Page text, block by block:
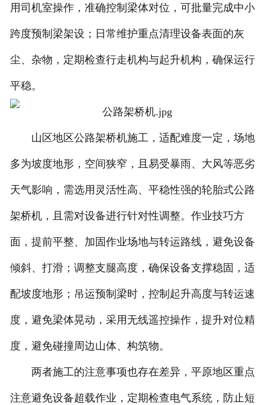
用司机室操作，准确控制梁体对位，可批量完成中小
跨度预制梁架设；日常维护重点清理设备表面的灰
尘、杂物，定期检查行走机构与起升机构，确保运行
平稳。
山区地区公路架桥机施工，适配难度一定，场地
多为坡度地形，空间狭窄，且易受暴雨、大风等恶劣
天气影响，需选用灵活性高、平稳性强的轮胎式公路
架桥机，且需对设备进行针对性调整。作业技巧方
面，提前平整、加固作业场地与转运路线，避免设备
倾斜、打滑；调整支腿高度，确保设备支撑稳固，适
配坡度地形；吊运预制梁时，控制起升高度与转运速
度，避免梁体晃动，采用无线遥控操作，提升对位精
度，避免碰撞周边山体、构筑物。
两者施工的注意事项也存在差异，平原地区重点
注意避免设备超载作业，定期检查电气系统，防止短